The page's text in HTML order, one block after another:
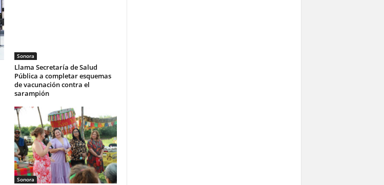
Sonora
Llama Secretaría de Salud
Pública a completar esquemas
de vacunación contra el
sarampión
Sonora